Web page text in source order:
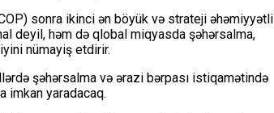
sonra ikinci ən böyük və strateji əhəmiyyətli
deyil, həm də qlobal miqyasda şəhərsalma,
nümayiş etdirir.
şəhərsalma və ərazi bərpası istiqamətində
imkan yaradacaq.